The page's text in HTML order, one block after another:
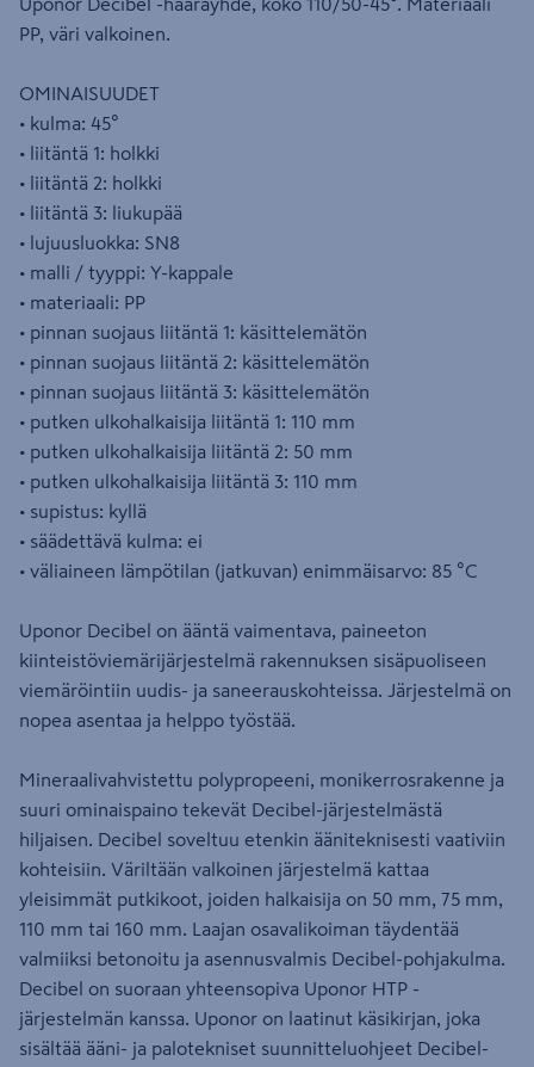
PP, väri valkoinen.
OMINAISUUDET
• kulma: 45°
• liitäntä 1: holkki
• liitäntä 2: holkki
• liitäntä 3: liukupää
• lujuusluokka: SN8
• malli / tyyppi: Y-kappale
• materiaali: PP
• pinnan suojaus liitäntä 1: käsittelemätön
• pinnan suojaus liitäntä 2: käsittelemätön
• pinnan suojaus liitäntä 3: käsittelemätön
• putken ulkohalkaisija liitäntä 1: 110 mm
• putken ulkohalkaisija liitäntä 2: 50 mm
• putken ulkohalkaisija liitäntä 3: 110 mm
• supistus: kyllä
• säädettävä kulma: ei
• väliaineen lämpötilan (jatkuvan) enimmäisarvo: 85 °C
Uponor Decibel on ääntä vaimentava, paineeton
kiinteistöviemärijärjestelmä rakennuksen sisäpuoliseen
viemäröintiin uudis- ja saneerauskohteissa. Järjestelmä on
nopea asentaa ja helppo työstää.
Mineraalivahvistettu polypropeeni, monikerrosrakenne ja
suuri ominaispaino tekevät Decibel-järjestelmästä
hiljaisen. Decibel soveltuu etenkin ääniteknisesti vaativiin
kohteisiin. Väriltään valkoinen järjestelmä kattaa
yleisimmät putkikoot, joiden halkaisija on 50 mm, 75 mm,
110 mm tai 160 mm. Laajan osavalikoiman täydentää
valmiiksi betonoitu ja asennusvalmis Decibel-pohjakulma.
Decibel on suoraan yhteensopiva Uponor HTP -
järjestelmän kanssa. Uponor on laatinut käsikirjan, joka
sisältää ääni- ja palotekniset suunnitteluohjeet Decibel-